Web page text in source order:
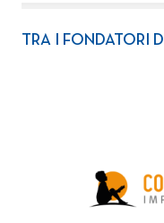
TRA I FONDATORI DI